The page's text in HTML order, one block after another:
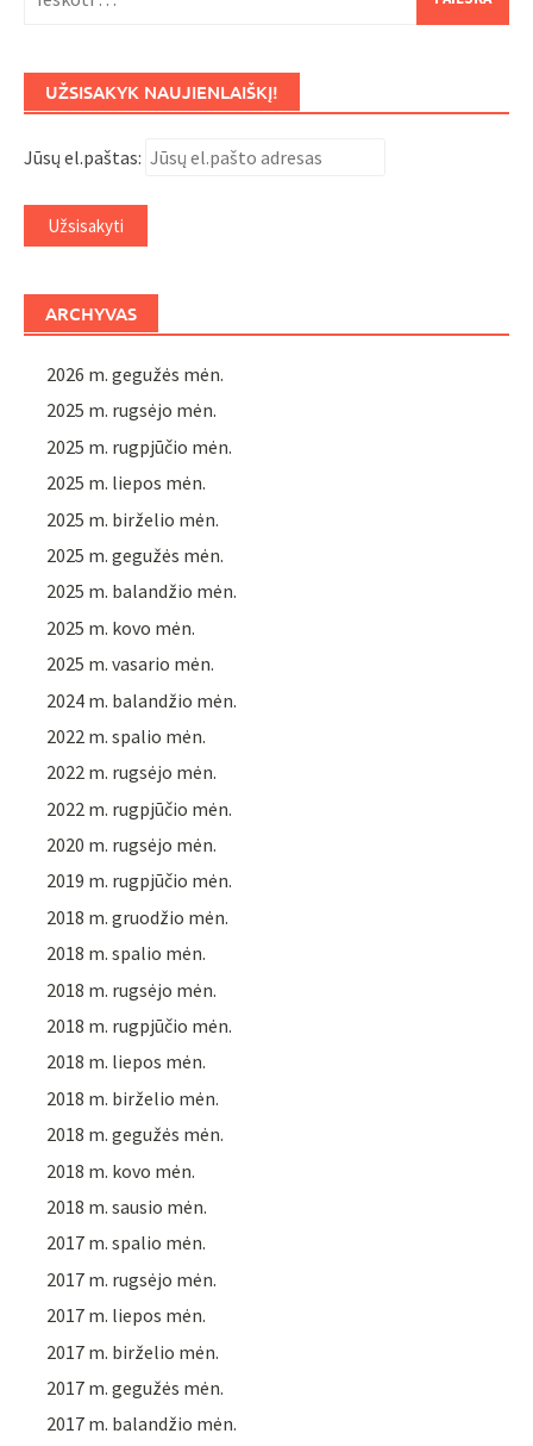
UŽSISAKYK NAUJIENLAIŠKĮ!
Jūsų el.paštas:
ARCHYVAS
2026 m. gegužės mėn.
2025 m. rugsėjo mėn.
2025 m. rugpjūčio mėn.
2025 m. liepos mėn.
2025 m. birželio mėn.
2025 m. gegužės mėn.
2025 m. balandžio mėn.
2025 m. kovo mėn.
2025 m. vasario mėn.
2024 m. balandžio mėn.
2022 m. spalio mėn.
2022 m. rugsėjo mėn.
2022 m. rugpjūčio mėn.
2020 m. rugsėjo mėn.
2019 m. rugpjūčio mėn.
2018 m. gruodžio mėn.
2018 m. spalio mėn.
2018 m. rugsėjo mėn.
2018 m. rugpjūčio mėn.
2018 m. liepos mėn.
2018 m. birželio mėn.
2018 m. gegužės mėn.
2018 m. kovo mėn.
2018 m. sausio mėn.
2017 m. spalio mėn.
2017 m. rugsėjo mėn.
2017 m. liepos mėn.
2017 m. birželio mėn.
2017 m. gegužės mėn.
2017 m. balandžio mėn.